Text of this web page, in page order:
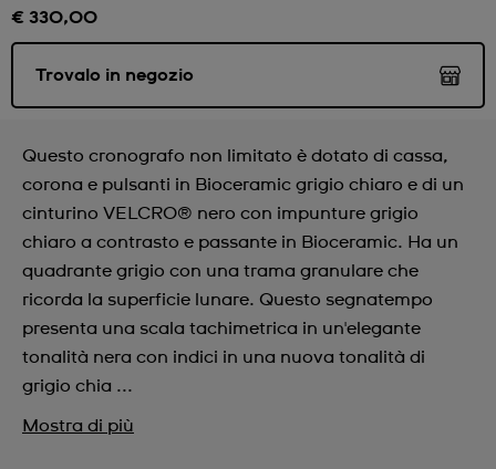
€ 330,00
Trovalo in negozio
Questo cronografo non limitato è dotato di cassa,
corona e pulsanti in Bioceramic grigio chiaro e di un
cinturino VELCRO® nero con impunture grigio
chiaro a contrasto e passante in Bioceramic. Ha un
quadrante grigio con una trama granulare che
ricorda la superficie lunare. Questo segnatempo
presenta una scala tachimetrica in un'elegante
tonalità nera con indici in una nuova tonalità di
grigio chia ...
Mostra di più